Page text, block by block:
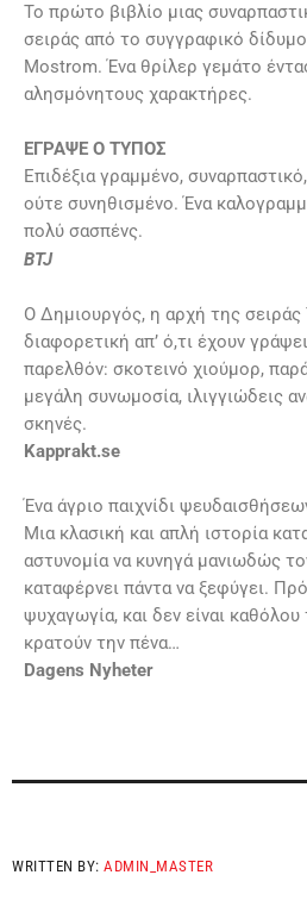
Το πρώτο βιβλίο μιας
σειράς από το συγγραφικό
Mostrom. Ένα θρίλερ γεμάτο
αλησμόνητους χαρακτήρες.
ΕΓΡΑΨΕ Ο ΤΥΠΟΣ
Επιδέξια γραμμένο,
ούτε συνηθισμένο. Ένα
πολύ σασπένς.
BTJ
Ο Δημιουργός, η αρχή της σειράς
διαφορετική απ’ ό,τι έχουν
παρελθόν: σκοτεινό χιούμορ,
μεγάλη συνωμοσία, ιλιγγιώδεις
σκηνές.
Kapprakt.se
Ένα άγριο παιχνίδι
Μια κλασική και απλή ιστορία
αστυνομία να κυνηγά μανιωδώς
καταφέρνει πάντα να ξεφύγει.
ψυχαγωγία, και δεν είναι καθόλου
κρατούν την πένα…
Dagens Nyheter
WRITTEN BY:ADMIN_MASTER